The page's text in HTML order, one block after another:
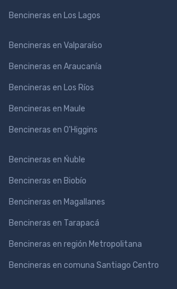
Bencineras en Los Lagos
Bencineras en Valparaíso
Bencineras en Araucanía
Bencineras en Los Ríos
Bencineras en Maule
Bencineras en O'Higgins
Bencineras en Ńuble
Bencineras en Biobío
Bencineras en Magallanes
Bencineras en Tarapacá
Bencineras en región Metropolitana
Bencineras en comuna Santiago Centro